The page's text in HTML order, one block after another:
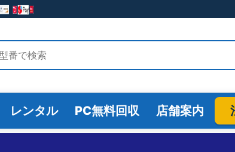
レンタル PC無料回収 店舗案内